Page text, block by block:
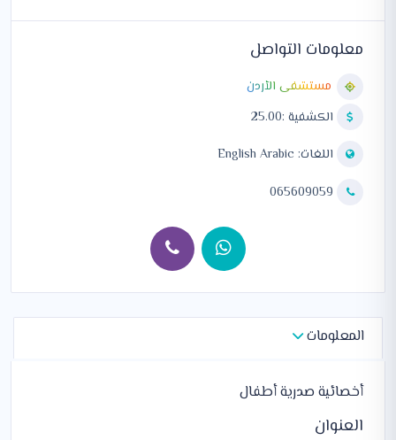
معلومات التواصل
مستشفى الأردن
الكشفية :25.00
اللغات:
English Arabic
المعلومات
أخصائية صدرية أطفال
العنوان